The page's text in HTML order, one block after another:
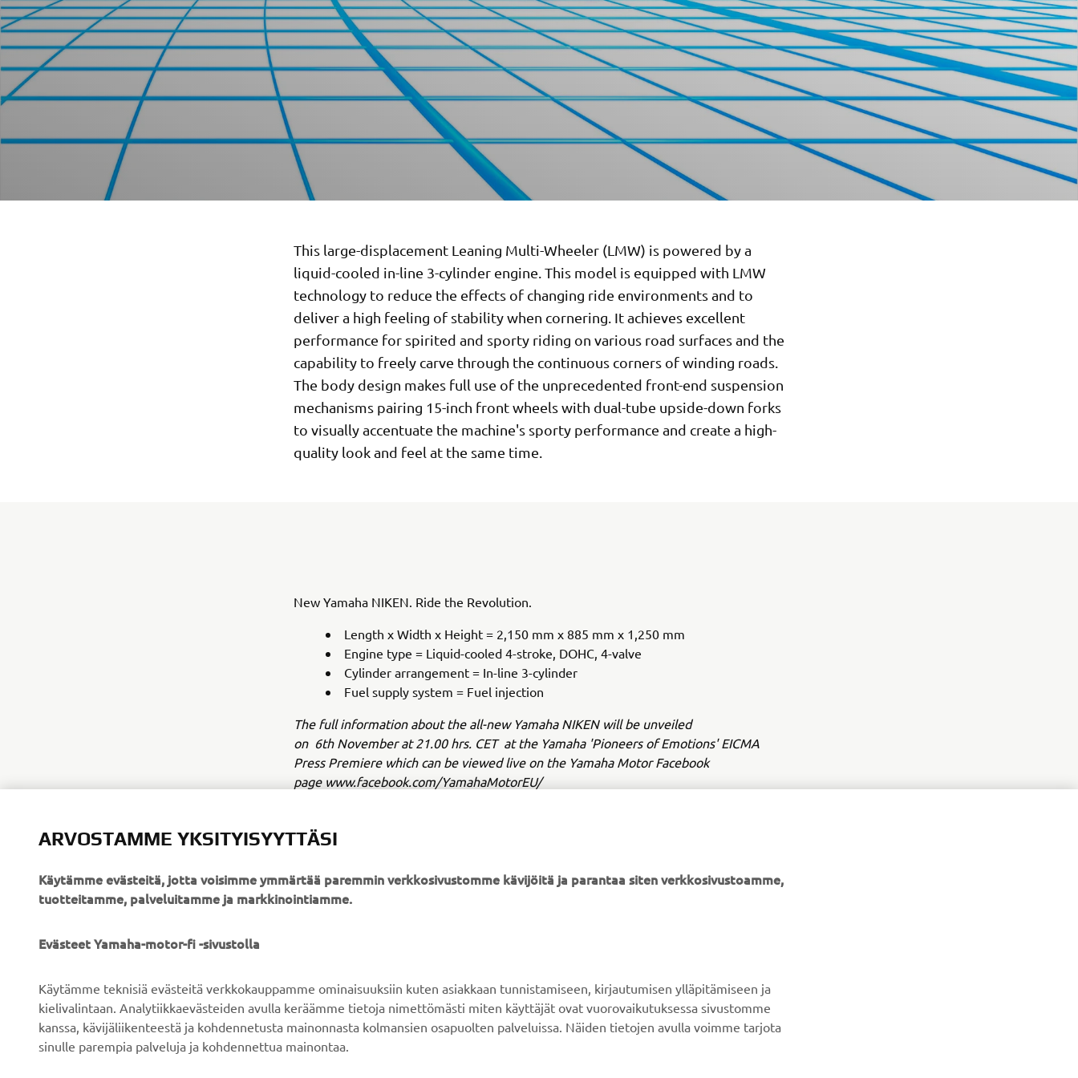
This large-displacement Leaning Multi-Wheeler (LMW) is powered by a
liquid-cooled in-line 3-cylinder engine. This model is equipped with LMW
technology to reduce the effects of changing ride environments and to
deliver a high feeling of stability when cornering. It achieves excellent
performance for spirited and sporty riding on various road surfaces and the
capability to freely carve through the continuous corners of winding roads.
The body design makes full use of the unprecedented front-end suspension
mechanisms pairing 15-inch front wheels with dual-tube upside-down forks
to visually accentuate the machine's sporty performance and create a high-
quality look and feel at the same time.
New Yamaha NIKEN. Ride the Revolution.
Length x Width x Height = 2,150 mm x 885 mm x 1,250 mm
Engine type = Liquid-cooled 4-stroke, DOHC, 4-valve
Cylinder arrangement = In-line 3-cylinder
Fuel supply system = Fuel injection
The full information about the all-new Yamaha NIKEN will be unveiled
on 6th November at 21.00 hrs. CET at the Yamaha 'Pioneers of Emotions' EICMA
Press Premiere which can be viewed live on the Yamaha Motor Facebook
page www.facebook.com/YamahaMotorEU/
Uutiset
Tapahtumat
Viranomaiset
Golfkentät
Yamaha Racing
Varaosaluettelo
Huolto
erikoistapahtumista, uusista julkaisuista ja paljon muuta...
ARVOSTAMME YKSITYISYYTTÄSI
Käytämme evästeitä, jotta voisimme ymmärtää paremmin verkkosivustomme kävijöitä ja parantaa siten verkkosivustoamme,
tuotteitamme, palveluitamme ja markkinointiamme.
Evästeet Yamaha-motor-fi -sivustolla
Käytämme teknisiä evästeitä verkkokauppamme ominaisuuksiin kuten asiakkaan tunnistamiseen, kirjautumisen ylläpitämiseen ja
kielivalintaan. Analytiikkaevästeiden avulla keräämme tietoja nimettömästi miten käyttäjät ovat vuorovaikutuksessa sivustomme
kanssa, kävijäliikenteestä ja kohdennetusta mainonnasta kolmansien osapuolten palveluissa. Näiden tietojen avulla voimme tarjota
sinulle parempia palveluja ja kohdennettua mainontaa.